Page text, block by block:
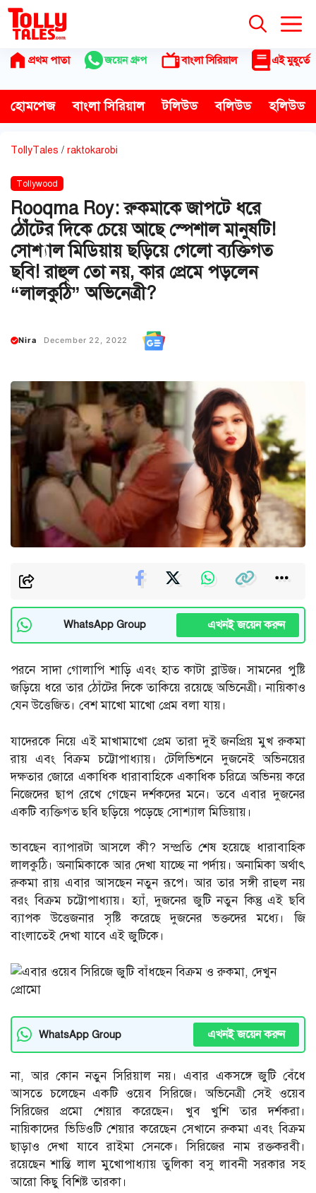
Skip
content
প্রথম পাতা জয়েন গ্রুপ বাংলা সিরিয়াল এই মুহূর্তে
হোমপেজ বাংলা সিরিয়াল টলিউড বলিউড হলিউড
TollyTales / raktokarobi
Tollywood
Rooqma Roy: রুকমাকে জাপটে ধরে
ঠোঁটের দিকে চেয়ে আছে স্পেশাল মানুষটি!
সোশ্যাল মিডিয়ায় ছড়িয়ে গেলো ব্যক্তিগত
ছবি! রাহুল তো নয়, কার প্রেমে পড়লেন
“লালকুঠি” অভিনেত্রী?
Nira December 22, 2022
WhatsApp Group এখনই জয়েন করুন
পরনে সাদা গোলাপি শাড়ি এবং হাত কাটা ব্লাউজ। সামনের পুষ্টি
জড়িয়ে ধরে তার ঠোঁটের দিকে তাকিয়ে রয়েছে অভিনেত্রী। নায়িকাও
যেন উত্তেজিত। বেশ মাখো মাখো প্রেম বলা যায়।
যাদেরকে নিয়ে এই মাখামাখো প্রেম তারা দুই জনপ্রিয় মুখ রুকমা
রায় এবং বিক্রম চট্টোপাধ্যায়। টেলিভিশনে দুজনেই অভিনয়ের
দক্ষতার জোরে একাধিক ধারাবাহিকে একাধিক চরিত্রে অভিনয় করে
নিজেদের ছাপ রেখে গেছেন দর্শকদের মনে। তবে এবার দুজনের
একটি ব্যক্তিগত ছবি ছড়িয়ে পড়েছে সোশ্যাল মিডিয়ায়।
ভাবছেন ব্যাপারটা আসলে কী? সম্প্রতি শেষ হয়েছে ধারাবাহিক
লালকুঠি। অনামিকাকে আর দেখা যাচ্ছে না পর্দায়। অনামিকা অর্থাৎ
রুকমা রায় এবার আসছেন নতুন রূপে। আর তার সঙ্গী রাহুল নয়
বরং বিক্রম চট্টোপাধ্যায়। হ্যাঁ, দুজনের জুটি নতুন কিন্তু এই ছবি
ব্যাপক উত্তেজনার সৃষ্টি করেছে দুজনের ভক্তদের মধ্যে। জি
বাংলাতেই দেখা যাবে এই জুটিকে।
WhatsApp Group এখনই জয়েন করুন
না, আর কোন নতুন সিরিয়াল নয়। এবার একসঙ্গে জুটি বেঁধে
আসতে চলেছেন একটি ওয়েব সিরিজে। অভিনেত্রী সেই ওয়েব
সিরিজের প্রমো শেয়ার করেছেন। খুব খুশি তার দর্শকরা।
নায়িকাদের ভিডিওটি শেয়ার করেছেন সেখানে রুকমা এবং বিক্রম
ছাড়াও দেখা যাবে রাইমা সেনকে। সিরিজের নাম রক্তকরবী।
রয়েছেন শান্তি লাল মুখোপাধ্যায় তুলিকা বসু লাবনী সরকার সহ
আরো কিছু বিশিষ্ট তারকা।